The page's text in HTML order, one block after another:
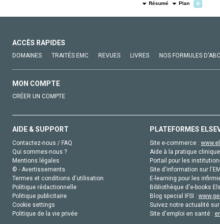
Résumé Plan
ACCÈS RAPIDES
DOMAINES TRAITÉS EMC REVUES LIVRES NOS FORMULES
MON COMPTE
CRÉER UN COMPTE
AIDE & SUPPORT
Contactez-nous / FAQ
Qui sommes-nous ?
Mentions légales
© - Avertissements
Termes et conditions d'utilisation
Politique rédactionnelle
Politique publicitaire
Cookie settings
Politique de la vie privée
PLATEFORMES
Site e-commerce :
Aide à la pratique
Portail pour les
Site d'information sur
E-learning pour les
Bibliothèque d'e-books
Blog special IFSI :
Suivez notre actualité
Site d'emploi en santé :